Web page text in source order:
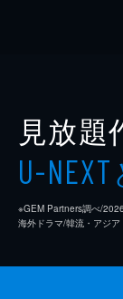
見放題
U-NEXT
※GEM Partners調べ/
海外ドラマ/韓流・アジア